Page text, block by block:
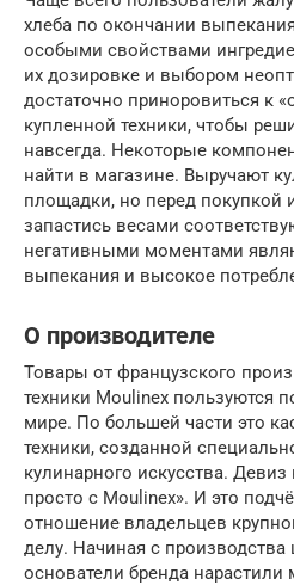
хлеба по окончании
особыми свойствами
их дозировке и выбором
достаточно приноровиться к
купленной техники, чтобы
навсегда. Некоторые
найти в магазине. Выручают
площадки, но перед покупкой
запастись весами
негативными моментами
выпекания и высокое
О производителе
Товары от французского
техники Moulinex пользуются
мире. По большей части это
техники, созданной
кулинарного искусства.
просто с Moulinex». И это
отношение владельцев
делу. Начиная с
основатели бренда